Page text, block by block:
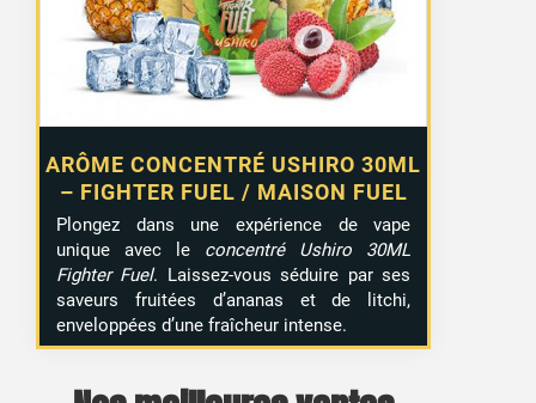
ARÔME CONCENTRÉ USHIRO 30ML
– FIGHTER FUEL / MAISON FUEL
Plongez dans une expérience de vape
unique avec le concentré Ushiro 30ML
Fighter Fuel. Laissez-vous séduire par ses
saveurs fruitées d’ananas et de litchi,
enveloppées d’une fraîcheur intense.